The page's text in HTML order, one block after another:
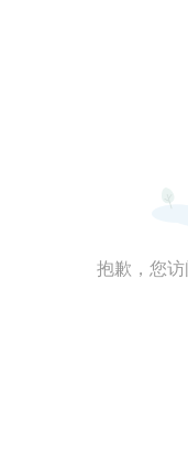
抱歉，您